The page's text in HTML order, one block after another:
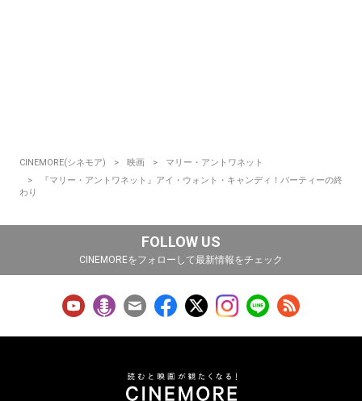
CINEMORE(シネモア) 映画
マリー・アントワネット
『マリー・アントワネット』アイ・ウォント・キャンディ！パーティーの終
わり
FOLLOW US
CINEMOREをフォローして最新情報をチェック